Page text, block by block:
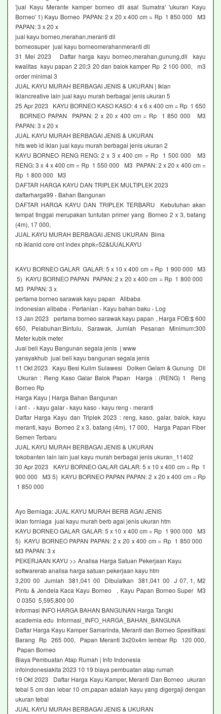
'jual Kayu Merante kamper borneo dll asal Sumatra' 'ukuran Kayu
Borneo' 1) Kayu Borneo PAPAN: 2 x 20 x 400 cm = Rp 1 850 000 M3
PAPAN: 3 x 20 x
jual kayu borneo,merahan,meranti dll
borneosuper jual kayu borneomerahanmeranti dll
31 Mei 2023 Daftar harga kayu borneo,merahan,gunung,dll kayu
kwalitas kayu papan 2 20;3 20 dan balok kamper Rp 2 100 000, m3
order minimal 3
JUAL KAYU MURAH BERBAGAI JENIS & UKURAN | Iklan
iklancreative lain jual kayu murah berbagai jenis ukuran 5
25 Apr 2023 KAYU BORNEO KASO KASO: 4 x 6 x 400 cm = Rp 1 650
BORNEO PAPAN PAPAN: 2 x 20 x 400 cm = Rp 1 850 000 M3
PAPAN: 3 x 20 x
JUAL KAYU MURAH BERBAGAI JENIS & UKURAN
hits web id iklan jual kayu murah berbagai jenis ukuran 2
KAYU BORNEO RENG RENG: 2 x 3 x 400 cm = Rp 1 500 000 M3
RENG: 3 x 4 x 400 cm = Rp 1 550 000 M3 PAPAN: 2 x 20 x 400 cm =
Rp 1 800 000 M3
DAFTAR HARGA KAYU DAN TRIPLEK MULTIPLEK 2023
daftarharga99 › Bahan Bangunan
DAFTAR HARGA KAYU DAN TRIPLEK TERBARU Kebutuhan akan
tempat tinggal merupakan tuntutan primer yang Borneo 2 x 3, batang
(4m), 17 000,
JUAL KAYU MURAH BERBAGAI JENIS UKURAN Bima
nb iklanid core cnt index phpk=52&fJUALKAYU
KAYU BORNEO GALAR GALAR: 5 x 10 x 400 cm = Rp 1 900 000 M3
5) KAYU BORNEO PAPAN PAPAN: 2 x 20 x 400 cm = Rp 1 800 000
M3 PAPAN: 3 x
pertama borneo sarawak kayu papan Alibaba
indonesian alibaba › Pertanian › Kayu bahan baku › Log
13 Jan 2023 pertama borneo sarawak kayu papan , Harga FOB:$ 600
650, Pelabuhan:Bintulu, Sarawak, Jumlah Pesanan Minimum:300
Meter kubik meter
Jual beli Kayu Bangunan segala jenis | www
yansyakhub jual beli kayu bangunan segala jenis
11 Okt 2023 Kayu Besi Kulim Sulawesi Dolken Gelam & Gunung Dll
Ukuran : Reng Kaso Galar Balok Papan Harga : (RENG) 1 Reng
Borneo Rp
Harga Kayu | Harga Bahan Bangunan
i ant › › kayu galar › kayu kaso › kayu reng › meranti
Daftar Harga Kayu dan Triplek 2023 : reng, kaso, galar, balok, kayu
meranti, kayu Borneo 2 x 3, batang (4m), 17 000, Harga Papan Fiber
Semen Terbaru
JUAL KAYU MURAH BERBAGAI JENIS & UKURAN
tokobanten lain lain jual kayu murah berbagai jenis ukuran_11402
30 Apr 2023 KAYU BORNEO GALAR GALAR: 5 x 10 x 400 cm = Rp 1
900 000 M3 5) KAYU BORNEO PAPAN PAPAN: 2 x 20 x 400 cm = Rp
1 850 000
Ayo Berniaga: JUAL KAYU MURAH BERB AGAI JENIS
iklan forniaga jual kayu murah berb agai jenis ukuran htm
KAYU BORNEO GALAR GALAR: 5 x 10 x 400 cm = Rp 1 900 000 M3
5) KAYU BORNEO PAPAN PAPAN: 2 x 20 x 400 cm = Rp 1 850 000
M3 PAPAN: 3 x
PEKERJAAN KAYU >> Analisa Harga Satuan Pekerjaan Kayu
softwarerab analisa harga satuan pekerjaan kayu htm
3,200 00 Jumlah 381,041 00 Dibulatkan 381,041 00 J 07, 1, M2
Pintu & Jendela Kaca Kayu Borneo , Kayu Papan Borneo Super M3
0 0350 5,595,800 00
Informasi INFO HARGA BAHAN BANGUNAN Harga Tangki
academia edu Informasi_INFO_HARGA_BAHAN_BANGUNA
Daftar Harga Kayu Kamper Samarinda, Meranti dan Borneo Spesifikasi
Barang Rp 265 000, Papan Meranti 3x20x4m lembar Rp 120 000,
Papan Borneo
Biaya Pembuatan Atap Rumah | Info Indonesia
infoindonesiakita 2023 10 19 biaya pembuatan atap rumah
19 Okt 2023 Daftar Harga Kayu Kamper, Meranti Dan Borneo ukuran
tebal 5 cm dan lebar 10 cm,papan adalah kayu yang digergaji dengan
ukuran tebal
JUAL KAYU MURAH BERBAGAI JENIS & UKURAN